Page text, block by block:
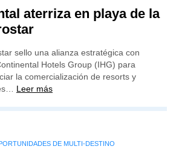
aterriza en playa de la
sello una alianza estratégica con
Hotels Group (IHG) para
la comercialización de resorts y
Leer más
DE MULTI-DESTINO